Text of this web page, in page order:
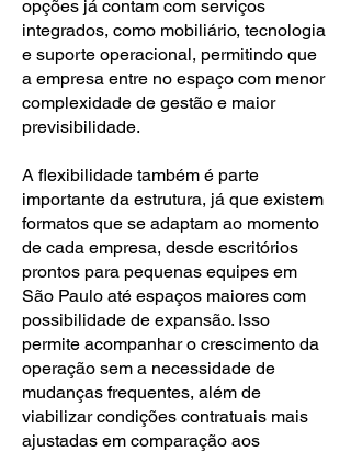
opções já contam com serviços
integrados, como mobiliário, tecnologia
e suporte operacional, permitindo que
a empresa entre no espaço com menor
complexidade de gestão e maior
previsibilidade.
A flexibilidade também é parte
importante da estrutura, já que existem
formatos que se adaptam ao momento
de cada empresa, desde escritórios
prontos para pequenas equipes em
São Paulo até espaços maiores com
possibilidade de expansão. Isso
permite acompanhar o crescimento da
operação sem a necessidade de
mudanças frequentes, além de
viabilizar condições contratuais mais
ajustadas em comparação aos